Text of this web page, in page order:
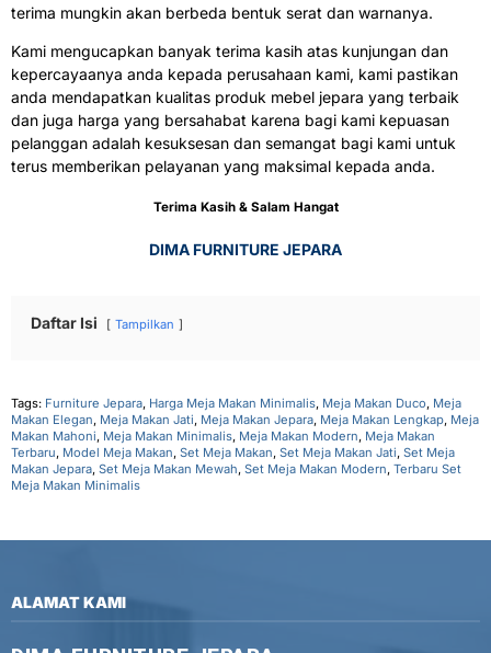
terima mungkin akan berbeda bentuk serat dan warnanya.
Kami mengucapkan banyak terima kasih atas kunjungan dan
kepercayaanya anda kepada perusahaan kami, kami pastikan
anda mendapatkan kualitas produk mebel jepara yang terbaik
dan juga harga yang bersahabat karena bagi kami kepuasan
pelanggan adalah kesuksesan dan semangat bagi kami untuk
terus memberikan pelayanan yang maksimal kepada anda.
Terima Kasih & Salam Hangat
DIMA FURNITURE JEPARA
Daftar Isi Tampilkan
Tags: Furniture Jepara, Harga Meja Makan Minimalis, Meja Makan Duco, Meja
Makan Elegan, Meja Makan Jati, Meja Makan Jepara, Meja Makan Lengkap, Meja
Makan Mahoni, Meja Makan Minimalis, Meja Makan Modern, Meja Makan
Terbaru, Model Meja Makan, Set Meja Makan, Set Meja Makan Jati, Set Meja
Makan Jepara, Set Meja Makan Mewah, Set Meja Makan Modern, Terbaru Set
Meja Makan Minimalis
ALAMAT KAMI